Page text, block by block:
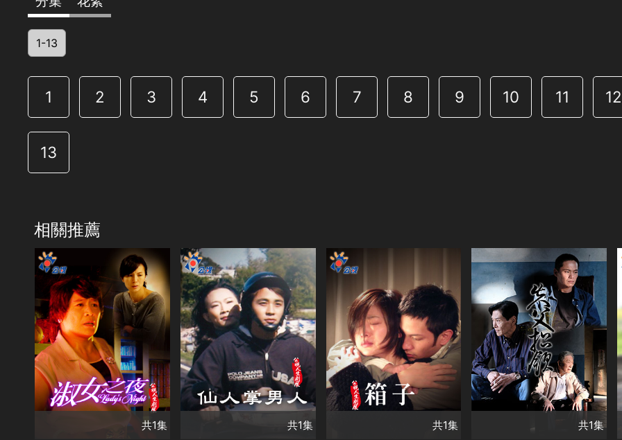
1-13
1 2 3 4 5 6 7 8 9 10 11 12
13
相關推薦
演員
湯志偉
姚采穎
馬志翔
洪瑞襄
類別
台灣好戲
單元劇集
共1集
共1集
類別
單元劇集共1集
共1集
演員
劉瑞琪
高山峰
柯一正
類別
單元劇集共1集
演員
喜翔
黃鐙輝
林義雄
黃錦雯
類別
台灣好戲
共1集